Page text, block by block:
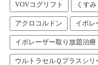
VOVコグリフト くすみ
アクロコルドン イボレ
イボレーザー取り放題治療
ウルトラセルＱプラスシリ